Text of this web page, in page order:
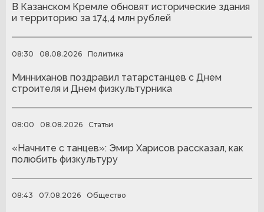
В Казанском Кремле обновят исторические здания
и территорию за 174,4 млн рублей
08:30 08.08.2026 Политика
Минниханов поздравил татарстанцев с Днем
строителя и Днем физкультурника
08:00 08.08.2026 Статьи
«Начните с танцев»: Эмир Харисов рассказал, как
полюбить физкультуру
08:43 07.08.2026 Общество